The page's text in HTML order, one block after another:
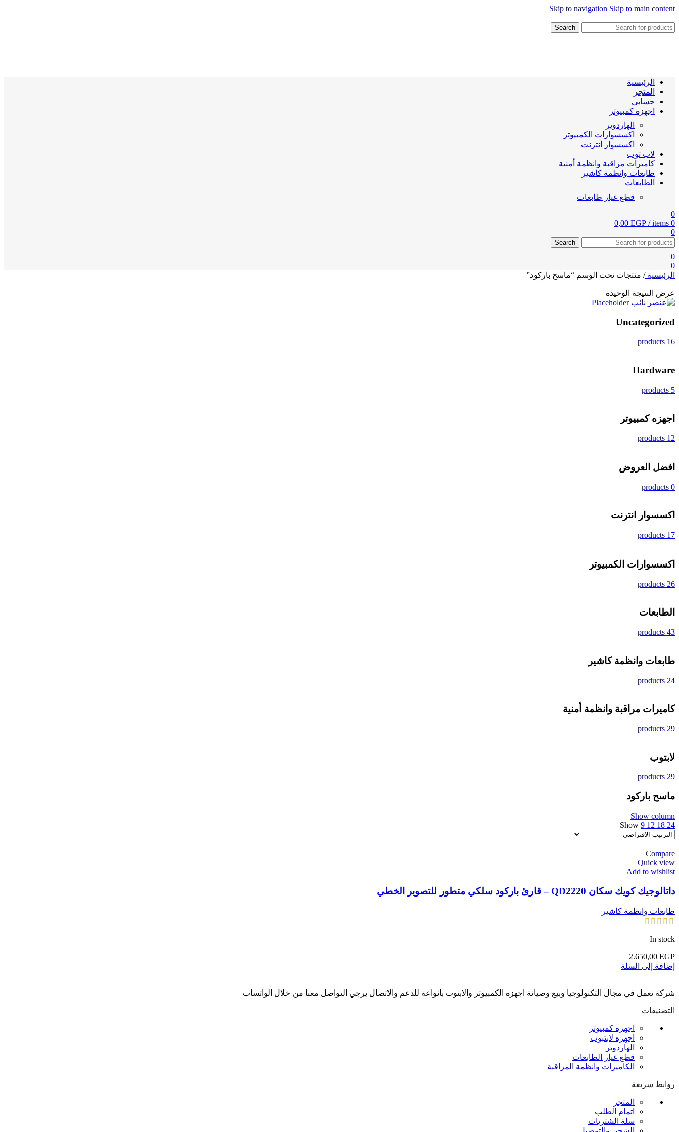
Skip to navigation Skip to main content
Search
الرئيسية
المتجر
حسابي
اجهزه كمبيوتر
الهاردوير
اكسسوارات الكمبيوتر
اكسسوار انترنت
لاب توب
كاميرات مراقبة وانظمة أمنية
طابعات وانظمة كاشير
الطابعات
قطع غيار طابعات
0
0
items
/
0,00 EGP
0
Search
0
0
الرئيسية/ منتجات تحت الوسم “ماسح باركود”
عرض النتيجة الوحيدة
Uncategorized
16 products
Hardware
5 products
اجهزه كمبيوتر
12 products
افضل العروض
0 products
اكسسوار انترنت
17 products
اكسسوارات الكمبيوتر
26 products
الطابعات
43 products
طابعات وانظمة كاشير
24 products
كاميرات مراقبة وانظمة أمنية
29 products
لابتوب
29 products
ماسح باركود
Show column
Show 9 12 18 24
Compare
Quick view
Add to wishlist
داتالوجيك كويك سكان QD2220 – قارئ باركود سلكي متطور للتصوير الخطي
طابعات وانظمة كاشير
In stock
2.650,00 EGP
إضافة إلى السلة
شركة تعمل في مجال التكنولوجيا وبيع وصيانة اجهزه الكمبيوتر والابتوب بانواعة للدعم والاتصال يرجي التواصل معنا من خلال الواتساب
التصنيفات
اجهزه كمبيوتر
اجهزه لابتبوب
الهاردوير
قطع غيار الطابعات
الكاميرات وانظمة المراقبة
روابط سريعة
المتجر
اتمام الطلب
سلة الشتريات